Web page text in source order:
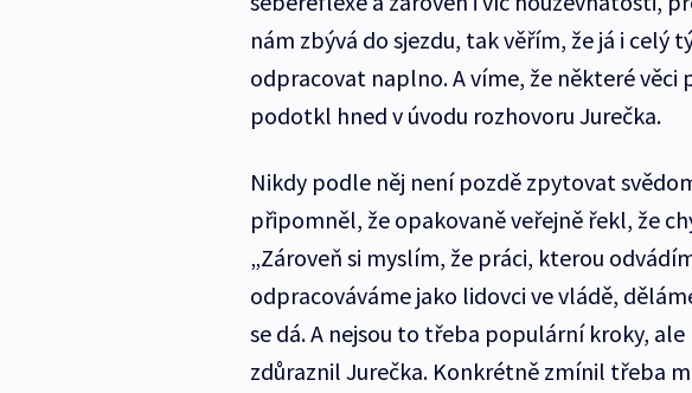
nám zbývá do sjezdu, tak věřím, že já i celý
odpracovat naplno. A víme, že některé věci
podotkl hned v úvodu rozhovoru Jurečka.
Nikdy podle něj není pozdě zpytovat
připomněl, že opakovaně veřejně řekl, že
„Zároveň si myslím, že práci, kterou
odpracováváme jako lidovci ve vládě,
se dá. A nejsou to třeba populární kroky,
zdůraznil Jurečka. Konkrétně zmínil třeba